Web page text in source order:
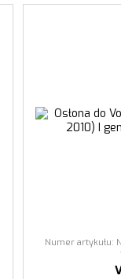
Numer artykułu: